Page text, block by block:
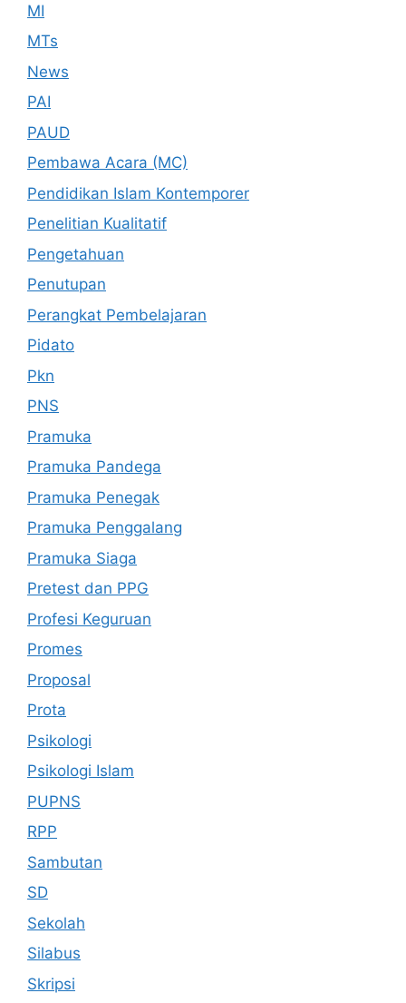
MI
MTs
News
PAI
PAUD
Pembawa Acara (MC)
Pendidikan Islam Kontemporer
Penelitian Kualitatif
Pengetahuan
Penutupan
Perangkat Pembelajaran
Pidato
Pkn
PNS
Pramuka
Pramuka Pandega
Pramuka Penegak
Pramuka Penggalang
Pramuka Siaga
Pretest dan PPG
Profesi Keguruan
Promes
Proposal
Prota
Psikologi
Psikologi Islam
PUPNS
RPP
Sambutan
SD
Sekolah
Silabus
Skripsi